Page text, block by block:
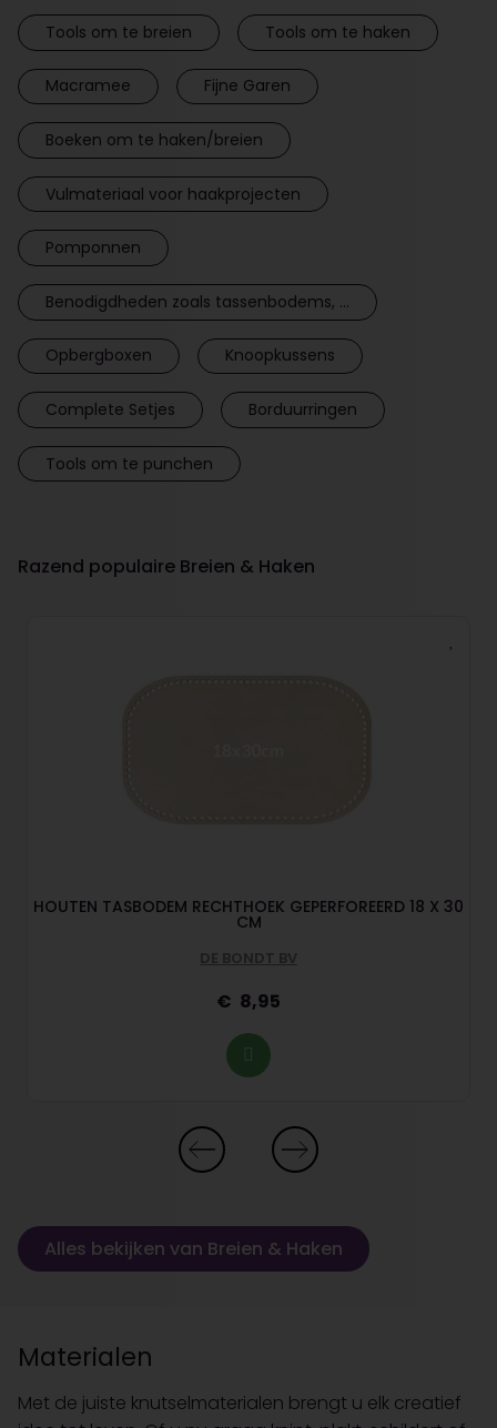
Tools om te breien Tools om te haken
Macramee Fijne Garen
Boeken om te haken/breien
Vulmateriaal voor haakprojecten
Pomponnen
Benodigdheden zoals tassenbodems, ...
Opbergboxen Knoopkussens
Complete Setjes Borduurringen
Tools om te punchen
Razend populaire Breien & Haken
HOUTEN TASBODEM RECHTHOEK GEPERFOREERD 18 X 30
CM
DE BONDT BV
8,95
Alles bekijken van Breien & Haken
Materialen
Met de juiste knutselmaterialen brengt u elk creatief